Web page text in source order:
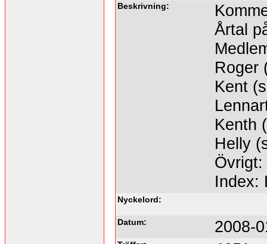
Beskrivning:
Årtal
Roger
Kent
Kenth
Helly
Övrigt:
Index:
Nyckelord:
Datum: 2008-